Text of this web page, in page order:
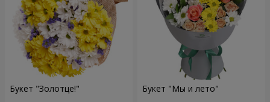
Букет "Золотце!" Букет "Мы и лето"